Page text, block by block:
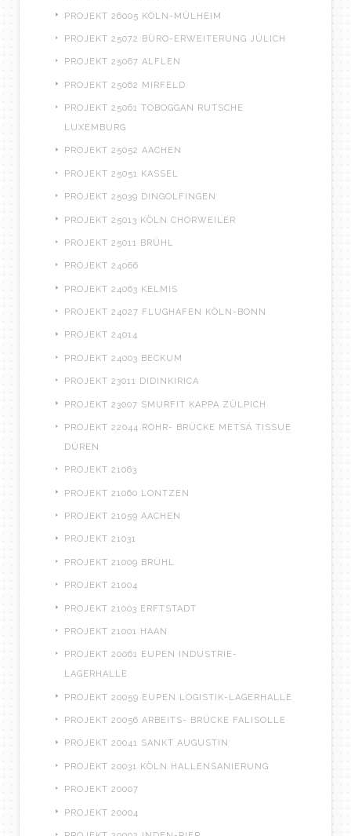
PROJEKT 26005 KÖLN-MÜLHEIM
PROJEKT 25072 BÜRO-ERWEITERUNG JÜLICH
PROJEKT 25067 ALFLEN
PROJEKT 25062 MIRFELD
PROJEKT 25061 TOBOGGAN RUTSCHE
LUXEMBURG
PROJEKT 25052 AACHEN
PROJEKT 25051 KASSEL
PROJEKT 25039 DINGOLFINGEN
PROJEKT 25013 KÖLN CHORWEILER
PROJEKT 25011 BRÜHL
PROJEKT 24066
PROJEKT 24063 KELMIS
PROJEKT 24027 FLUGHAFEN KÖLN-BONN
PROJEKT 24014
PROJEKT 24003 BECKUM
PROJEKT 23011 DIDINKIRICA
PROJEKT 23007 SMURFIT KAPPA ZÜLPICH
PROJEKT 22044 ROHR- BRÜCKE METSÄ TISSUE
DÜREN
PROJEKT 21063
PROJEKT 21060 LONTZEN
PROJEKT 21059 AACHEN
PROJEKT 21031
PROJEKT 21009 BRÜHL
PROJEKT 21004
PROJEKT 21003 ERFTSTADT
PROJEKT 21001 HAAN
PROJEKT 20061 EUPEN INDUSTRIE-
LAGERHALLE
PROJEKT 20059 EUPEN LOGISTIK-LAGERHALLE
PROJEKT 20056 ARBEITS- BRÜCKE FALISOLLE
PROJEKT 20041 SANKT AUGUSTIN
PROJEKT 20031 KÖLN HALLENSANIERUNG
PROJEKT 20007
PROJEKT 20004